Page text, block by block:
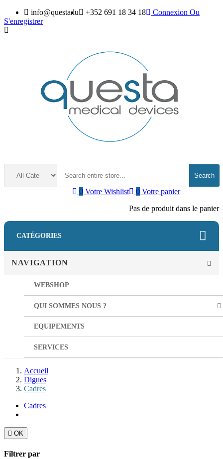
info@questa.lu +352 691 18 34 18 Connexion Ou
S'enregistrer
Search
0 Votre panier
Pas de produit dans le panier
0 Votre Wishlist
CATÉGORIES
NAVIGATION
WEBSHOP
QUI SOMMES NOUS ?
EQUIPEMENTS
SERVICES
Accueil
Digues
Cadres
Cadres
 OK
Filtrer par